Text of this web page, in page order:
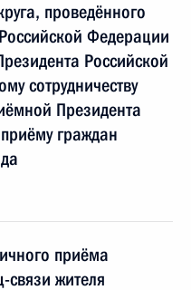
проведённого
Федерации
Российской
сотрудничеству
Президента
граждан
приёма
жителя